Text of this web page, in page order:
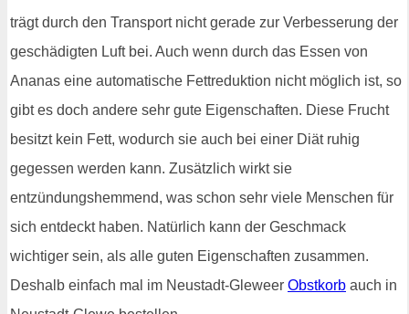
trägt durch den Transport nicht gerade zur Verbesserung der
geschädigten Luft bei. Auch wenn durch das Essen von
Ananas eine automatische Fettreduktion nicht möglich ist, so
gibt es doch andere sehr gute Eigenschaften. Diese Frucht
besitzt kein Fett, wodurch sie auch bei einer Diät ruhig
gegessen werden kann. Zusätzlich wirkt sie
entzündungshemmend, was schon sehr viele Menschen für
sich entdeckt haben. Natürlich kann der Geschmack
wichtiger sein, als alle guten Eigenschaften zusammen.
Deshalb einfach mal im Neustadt-Gleweer Obstkorb auch in